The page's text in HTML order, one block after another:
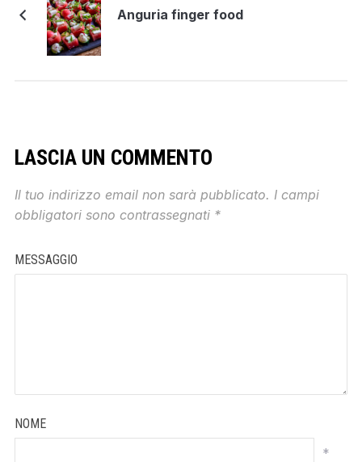
Anguria finger food
LASCIA UN COMMENTO
Il tuo indirizzo email non sarà pubblicato. I campi
obbligatori sono contrassegnati *
MESSAGGIO
NOME
*